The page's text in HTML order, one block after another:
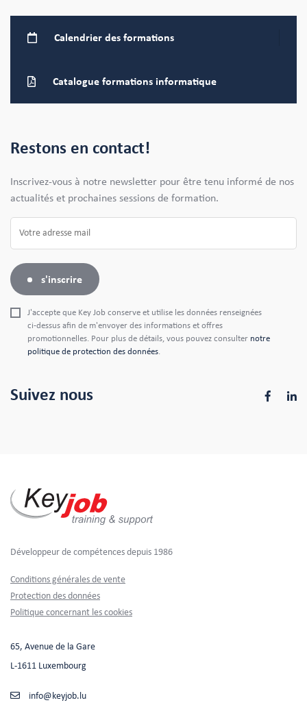
Calendrier des formations
Catalogue formations informatique
Restons en contact!
Inscrivez-vous à notre newsletter pour être tenu informé de nos
actualités et prochaines sessions de formation.
s'inscrire
J'accepte que Key Job conserve et utilise les données renseignées
ci-dessus afin de m'envoyer des informations et offres
promotionnelles. Pour plus de détails, vous pouvez consulter notre
politique de protection des données.
Suivez nous
Développeur de compétences depuis 1986
Footer
Conditions générales de vente
Protection des données
Politique concernant les cookies
65, Avenue de la Gare
L-1611 Luxembourg
info@keyjob.lu